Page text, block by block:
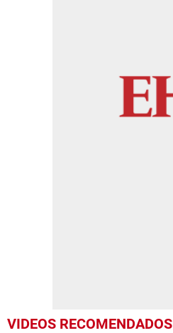
VIDEOS RECOMENDADOS